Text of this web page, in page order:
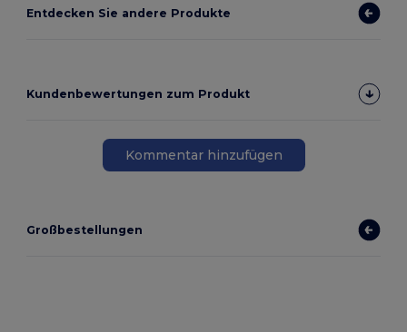
Entdecken Sie andere Produkte
Kundenbewertungen zum Produkt
Kommentar hinzufügen
Großbestellungen